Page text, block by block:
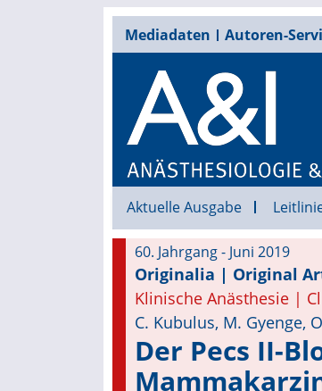
Mediadaten Autoren-
Aktuelle Ausgabe
60. Jahrgang - Juni 2019
Originalia | Original
Klinische Anästhesie |
C. Kubulus, M. Gyenge,
Der Pecs II-